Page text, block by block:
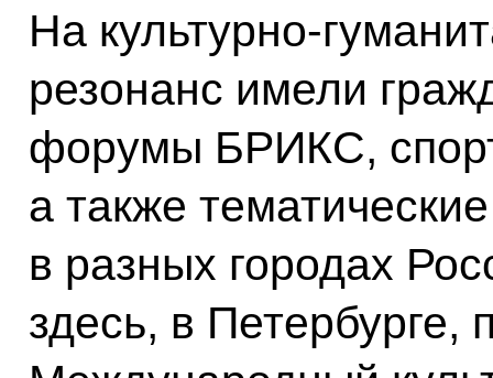
На культурно-
резонанс имели
форумы БРИКС,
а также
в разных городах
здесь, в Петербурге,